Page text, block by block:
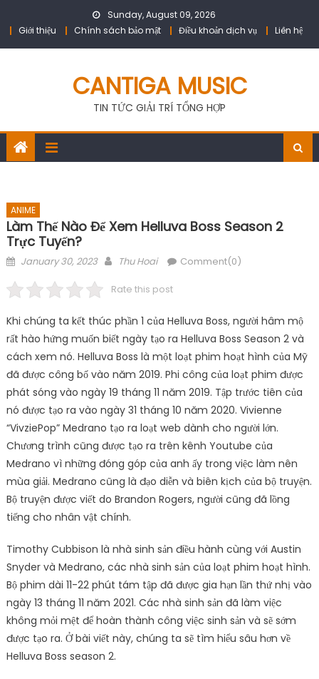
Sunday, August 09, 2026
Giới thiệu
Chính sách bảo mật Điều khoản dịch vụ Liên hệ
CANTIGA MUSIC
TIN TỨC GIẢI TRÍ TỔNG HỢP
ANIME
Làm Thế Nào Để Xem Helluva Boss Season 2
Trực Tuyến?
Posted
January 30, 2023 Author
Thu Hoai Comment(0)
Rate this post
Khi chúng ta kết thúc phần 1 của Helluva Boss, người hâm mộ
rất hào hứng muốn biết ngày tạo ra Helluva Boss Season 2 và
cách xem nó. Helluva Boss là một loạt phim hoạt hình của Mỹ
đã được công bố vào năm 2019. Phi công của loạt phim được
phát sóng vào ngày 19 tháng 11 năm 2019. Tập trước tiên của
nó được tạo ra vào ngày 31 tháng 10 năm 2020. Vivienne
“VivziePop” Medrano tạo ra loạt web dành cho người lớn.
Chương trình cũng được tạo ra trên kênh Youtube của
Medrano vì những đóng góp của anh ấy trong việc làm nên
mùa giải. Medrano cũng là đạo diễn và biên kịch của bộ truyện.
Bộ truyện được viết do Brandon Rogers, người cũng đã lồng
tiếng cho nhân vật chính.
Timothy Cubbison là nhà sinh sản điều hành cùng với Austin
Snyder và Medrano, các nhà sinh sản của loạt phim hoạt hình.
Bộ phim dài 11-22 phút tám tập đã được gia hạn lần thứ nhị vào
ngày 13 tháng 11 năm 2021. Các nhà sinh sản đã làm việc
không mỏi mệt để hoàn thành công việc sinh sản và sẽ sớm
được tạo ra. Ở bài viết này, chúng ta sẽ tìm hiểu sâu hơn về
Helluva Boss season 2.